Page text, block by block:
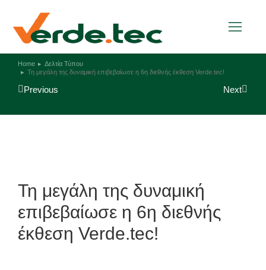
You are here:
Home
Δελτία Τύπου
Τη μεγάλη της δυναμική επιβεβαίωσε η 6η διεθνής έκθεση Verde.tec!
Previous Next
Τη μεγάλη της δυναμική
επιβεβαίωσε η 6η διεθνής
έκθεση Verde.tec!